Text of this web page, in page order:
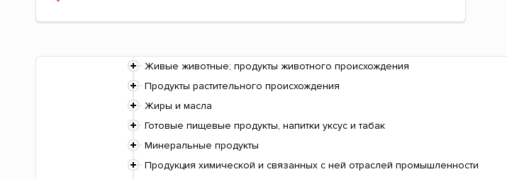
Живые животные; продукты животного происхождения
Продукты растительного происхождения
Жиры и масла
Готовые пищевые продукты, напитки уксус и табак
Минеральные продукты
Продукция химической и связанных с ней отраслей промышленности